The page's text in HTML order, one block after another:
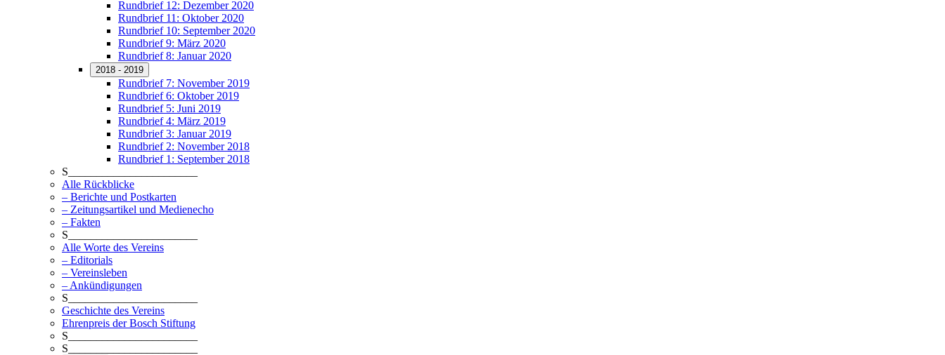
Rundbrief 12: Dezember 2020
Rundbrief 11: Oktober 2020
Rundbrief 10: September 2020
Rundbrief 9: März 2020
Rundbrief 8: Januar 2020
2018 - 2019
Rundbrief 7: November 2019
Rundbrief 6: Oktober 2019
Rundbrief 5: Juni 2019
Rundbrief 4: März 2019
Rundbrief 3: Januar 2019
Rundbrief 2: November 2018
Rundbrief 1: September 2018
S_______________________
Alle Rückblicke
– Berichte und Postkarten
– Zeitungsartikel und Medienecho
– Fakten
S_______________________
Alle Worte des Vereins
– Editorials
– Vereinsleben
– Ankündigungen
S_______________________
Geschichte des Vereins
Ehrenpreis der Bosch Stiftung
S_______________________
S_______________________